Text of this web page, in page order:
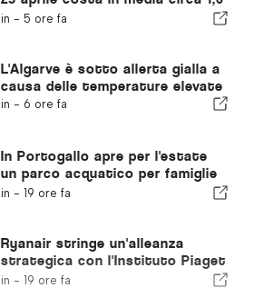
milioni di euro all'anno
in - 5 ore fa
L'Algarve è sotto allerta gialla a
causa delle temperature elevate
in - 6 ore fa
In Portogallo apre per l'estate
un parco acquatico per famiglie
con biglietti a 2 euro
in - 19 ore fa
Ryanair stringe un'alleanza
strategica con l'Instituto Piaget
di Viseu per la formazione nel
in - 19 ore fa